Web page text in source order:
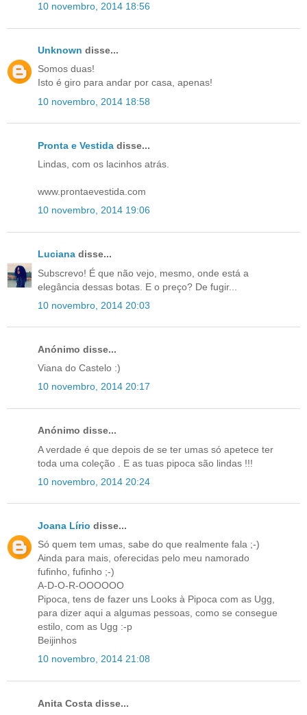
10 novembro, 2014 18:56
Unknown disse...
Somos duas!
Isto é giro para andar por casa, apenas!
10 novembro, 2014 18:58
Pronta e Vestida disse...
Lindas, com os lacinhos atrás.
www.prontaevestida.com
10 novembro, 2014 19:06
Luciana disse...
Subscrevo! É que não vejo, mesmo, onde está a
elegância dessas botas. E o preço? De fugir...
10 novembro, 2014 20:03
Anónimo disse...
Viana do Castelo :)
10 novembro, 2014 20:17
Anónimo disse...
A verdade é que depois de se ter umas só apetece ter
toda uma coleção . E as tuas pipoca são lindas !!!
10 novembro, 2014 20:24
Joana Lírio disse...
Só quem tem umas, sabe do que realmente fala ;-)
Ainda para mais, oferecidas pelo meu namorado
fufinho, fufinho ;-)
A-D-O-R-OOOOOO
Pipoca, tens de fazer uns Looks à Pipoca com as Ugg,
para dizer aqui a algumas pessoas, como se consegue
estilo, com as Ugg :-p
Beijinhos
10 novembro, 2014 21:08
Anita Costa disse...